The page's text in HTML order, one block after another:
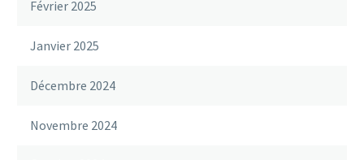
Février 2025
Janvier 2025
Décembre 2024
Novembre 2024